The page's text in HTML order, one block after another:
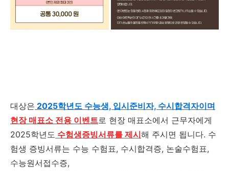
대상은 2025학년도 수능생, 입시준비자, 수시합격자이며
현장 매표소 전용 이벤트로 현장 매표소에서 근무자에게
2025학년도 수험생증빙서류를 제시해 주시면 됩니다. 수
험생 증빙서류는 수능 수험표, 수시합격증, 논술수험표,
수능원서접수증,